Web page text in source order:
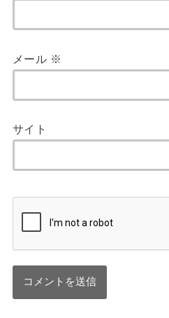
メール ※
サイト